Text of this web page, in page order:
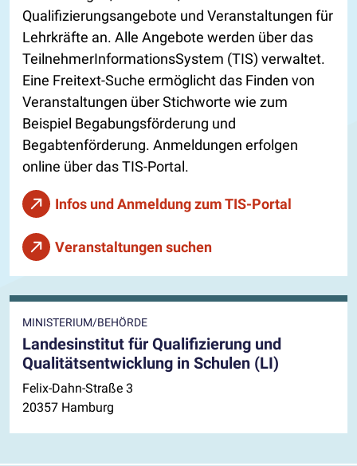
Qualifizierungsangebote und Veranstaltungen für
Lehrkräfte an. Alle Angebote werden über das
TeilnehmerInformationsSystem (TIS) verwaltet.
Eine Freitext-Suche ermöglicht das Finden von
Veranstaltungen über Stichworte wie zum
Beispiel Begabungsförderung und
Begabtenförderung. Anmeldungen erfolgen
online über das TIS-Portal.
Infos und Anmeldung zum TIS-Portal
Veranstaltungen suchen
MINISTERIUM/BEHÖRDE
Landesinstitut für Qualifizierung und
Qualitätsentwicklung in Schulen (LI)
Felix-Dahn-Straße 3
20357 Hamburg